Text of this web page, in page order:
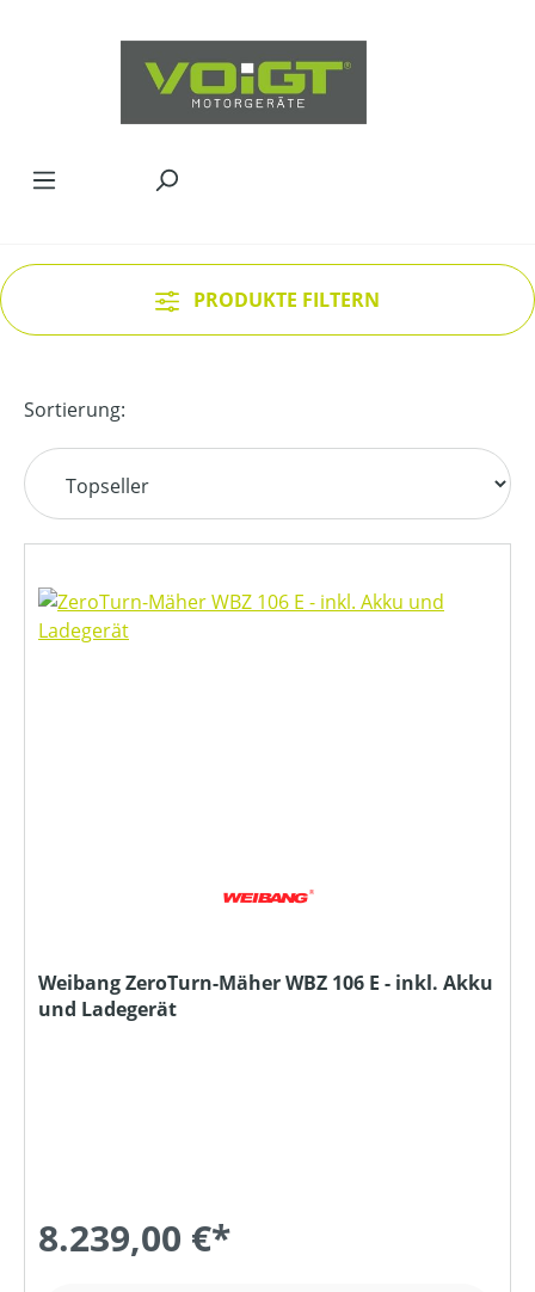
PRODUKTE FILTERN
Sortierung:
Weibang ZeroTurn-Mäher WBZ 106 E - inkl. Akku
und Ladegerät
8.239,00 €*